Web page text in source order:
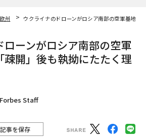
欧州
ウクライナのドローンがロシア南部の空軍基地
ローンがロシア南部の空軍
開」後も執拗にたたく理
Staff
記事を保存